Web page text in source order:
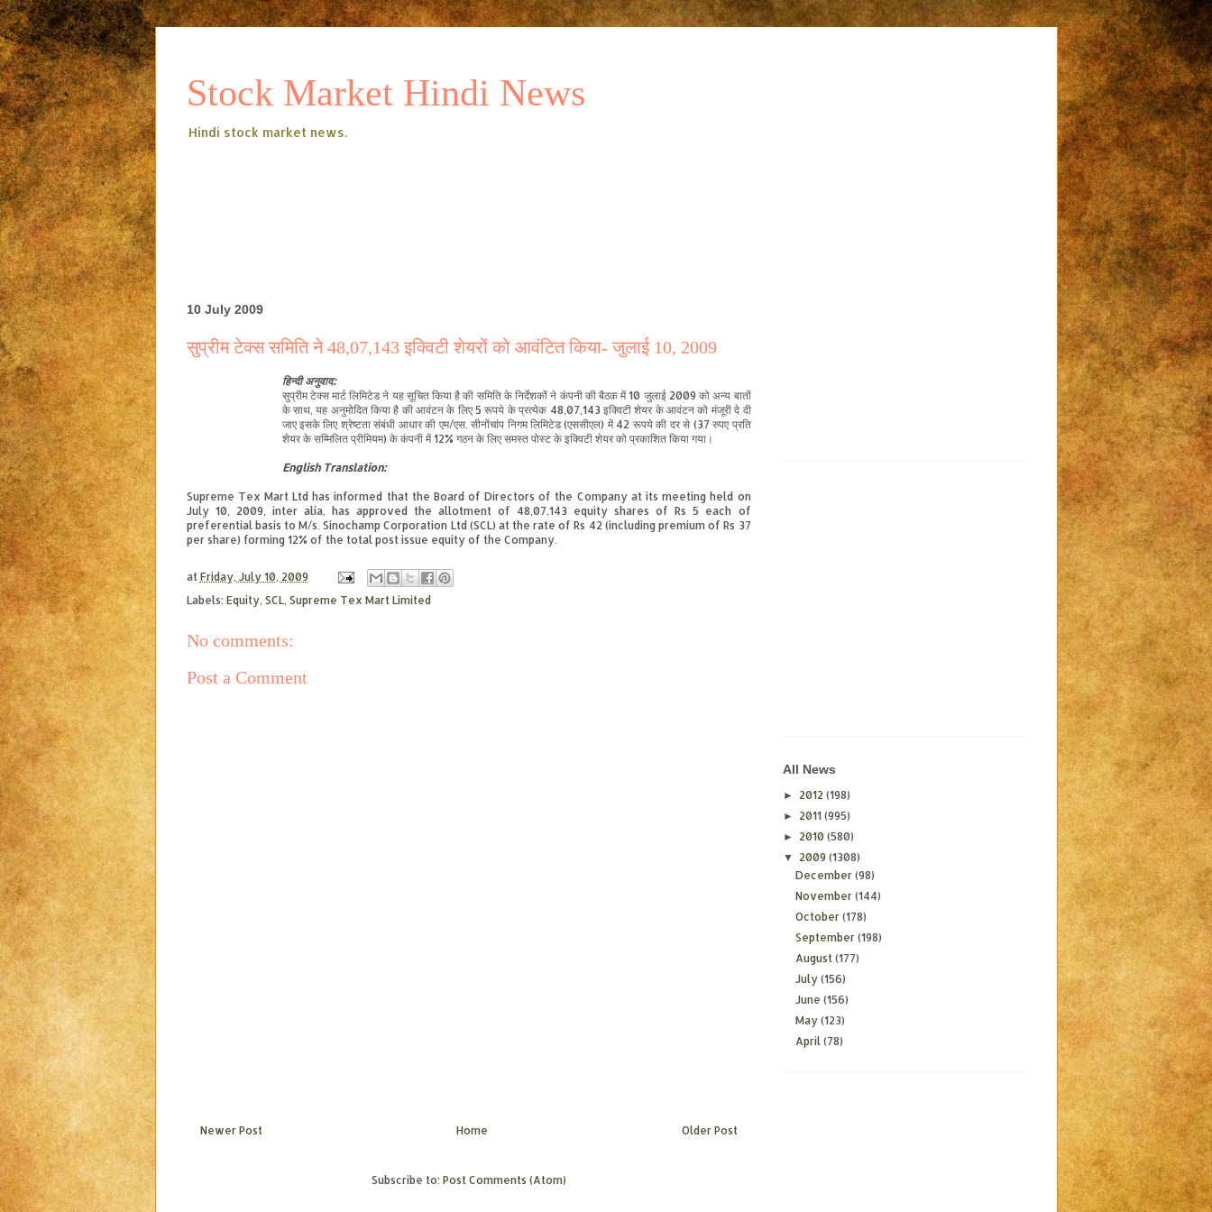
Stock Market Hindi News
Hindi stock market news.
10 July 2009
सुप्रीम टेक्स समिति ने 48,07,143 इक्विटी शेयरों को आवंटित किया- जुलाई 10, 2009
हिन्दीअनुवाद:
सुप्रीमटेक्समार्ट लिमिटेड ने यह सूचित किया है की समिति के निर्देशकों ने कंपनी की बैठक में 10 जुलाई 2009 को अन्य बातों
के साथ, यह अनुमोदित किया है की आवंटन के लिए 5 रूपये के प्रत्येक 48,07,143 इक्विटी शेयर के आवंटन को मंजूरी दे दी
जाए इसके लिए श्रेष्टता संबंधी आधार की एम/एस.सीनोंचांप निगम लिमिटेड (एससीएल) में 42 रूपये की दरसे (37 रुपए प्रति
शेयर के सम्मिलित प्रीमियम) के कंपनी में 12% गठन के लिए समस्त पोस्ट के इक्विटी शेयर को प्रकाशित किया गया।
English Translation:
Supreme Tex Mart Ltd has informed that the Board of Directors of the Company at its meeting held on
July 10, 2009, inter alia, has approved the allotment of 48,07,143 equity shares of Rs 5 each of
preferential basis to M/s. Sinochamp Corporation Ltd (SCL) at the rate of Rs 42 (including premium of Rs 37
per share) forming 12% of the total post issue equity of the Company.
at Friday, July 10, 2009
Labels: Equity, SCL, Supreme Tex Mart Limited
No comments:
Post a Comment
Newer Post Older Post
Home
Subscribe to: Post Comments (Atom)
All News
► 2012 (198)
► 2011 (995)
► 2010 (580)
▼ 2009 (1308)
December (98)
November (144)
October (178)
September (198)
August (177)
July (156)
June (156)
May (123)
April (78)